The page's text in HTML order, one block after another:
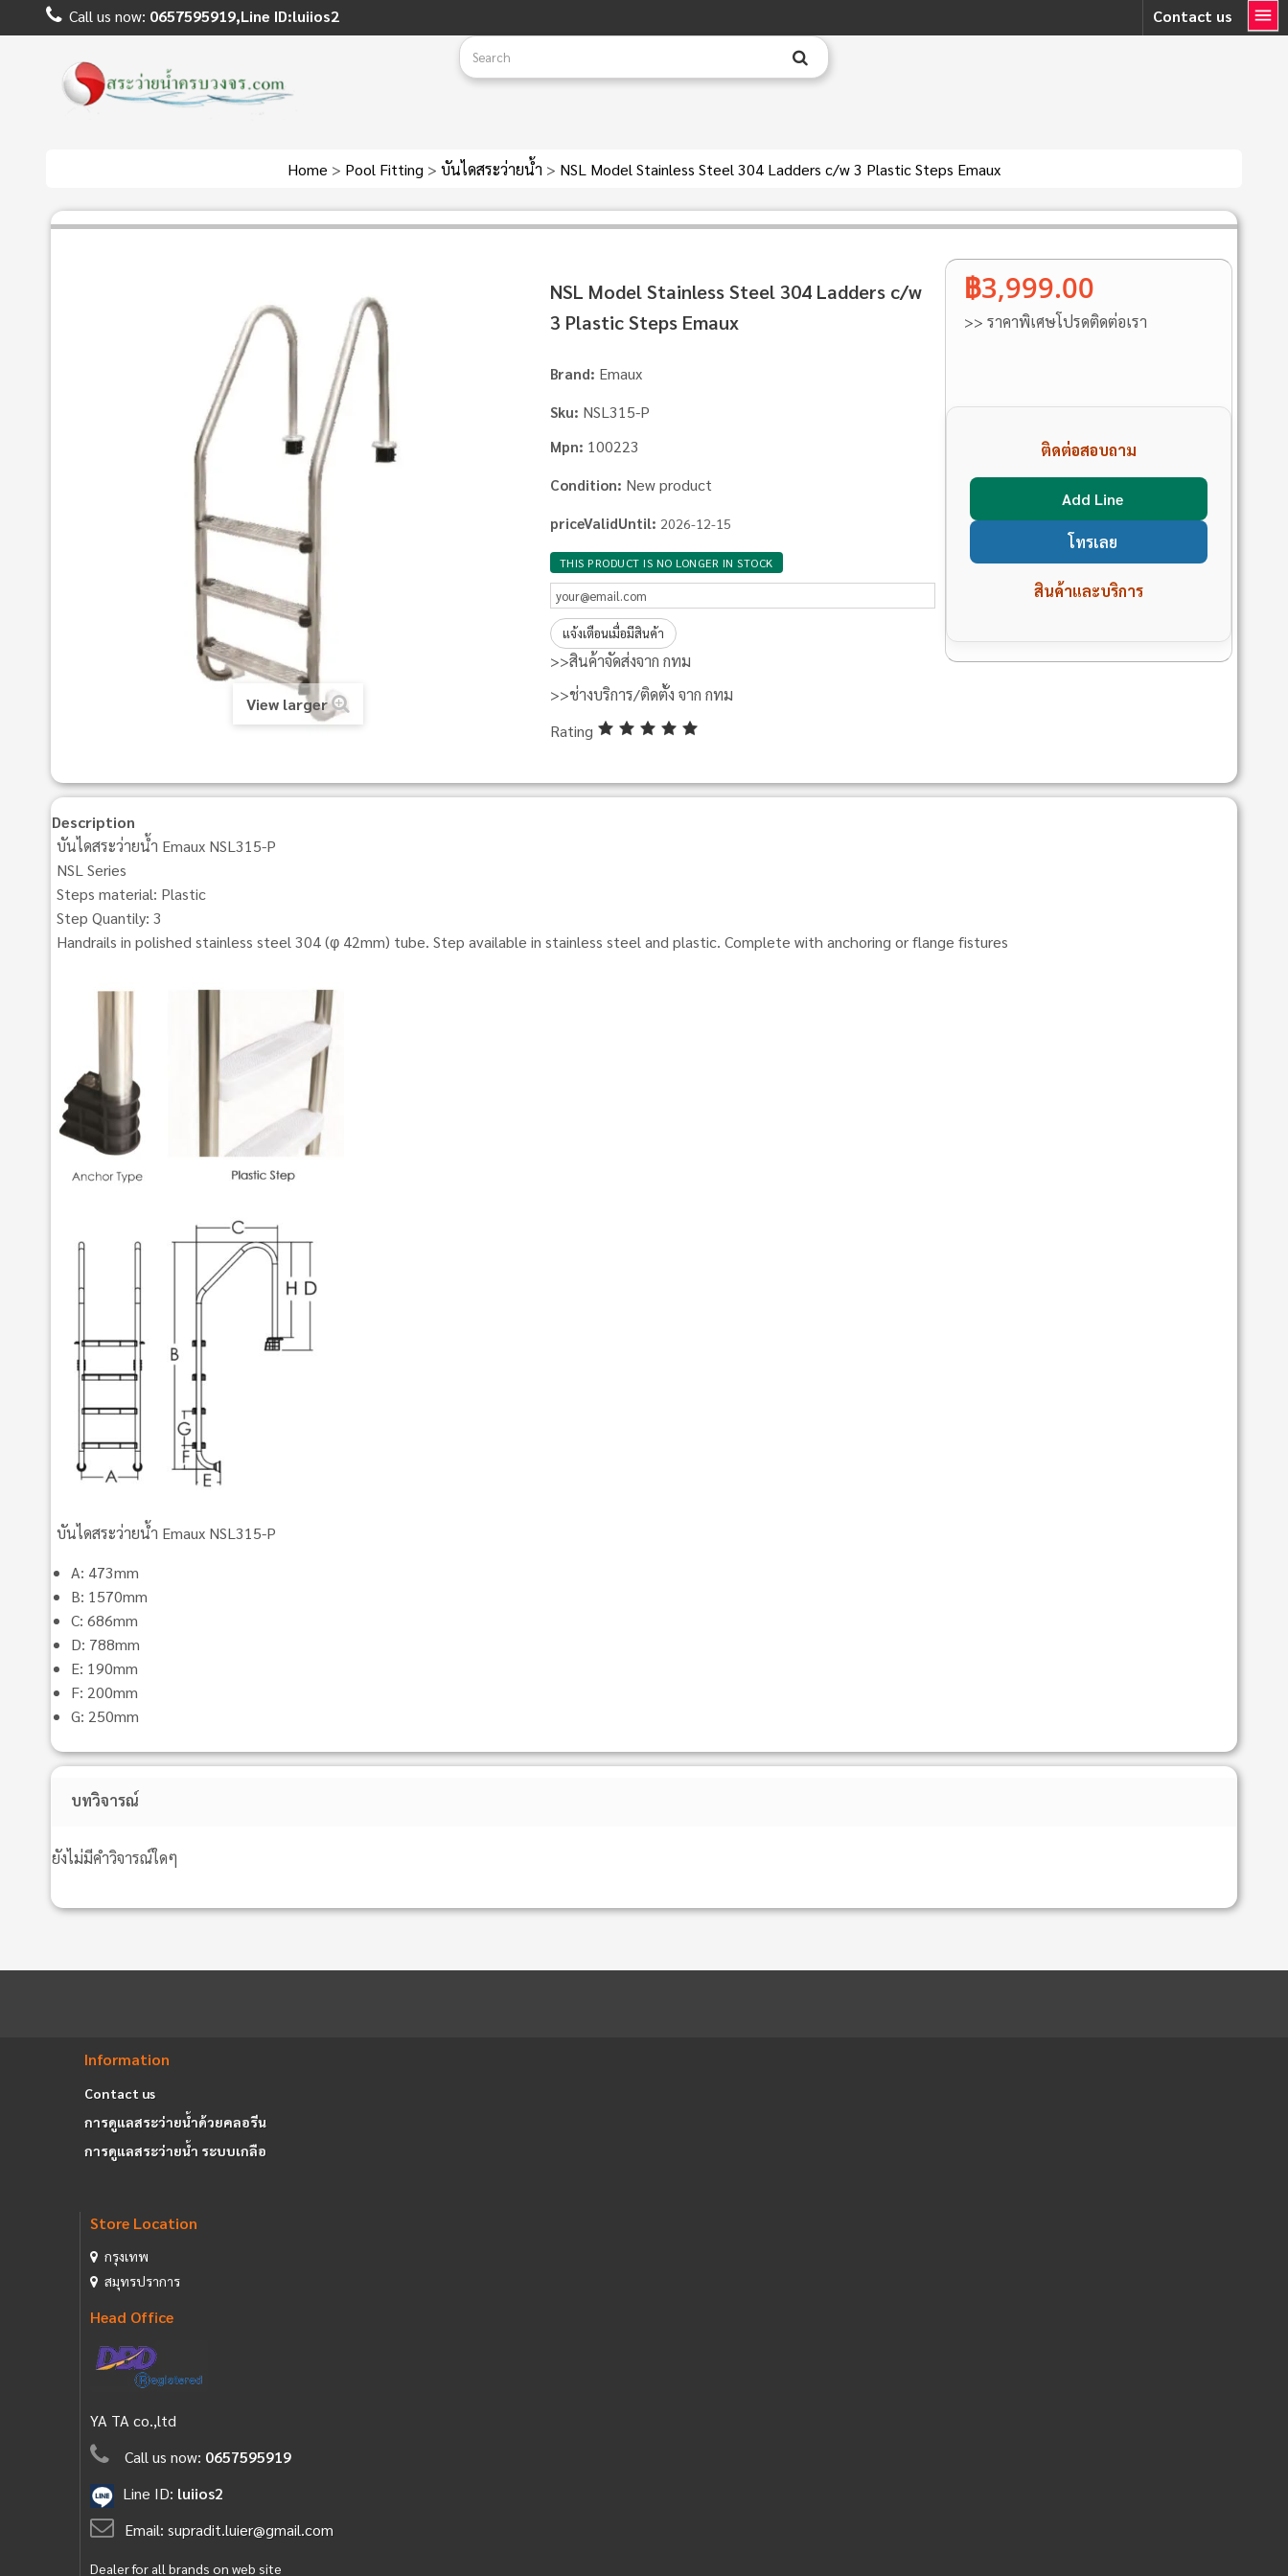
Contact us
Call us now: 0657595919,Line ID:luiios2
Home > Pool Fitting > บันไดสระว่ายน้ำ > NSL Model Stainless Steel 304 Ladders c/w 3 Plastic Steps Emaux
View larger
NSL Model Stainless Steel 304 Ladders c/w
3 Plastic Steps Emaux
Brand: Emaux
Sku: NSL315-P
Mpn: 100223
Condition: New product
priceValidUntil: 2026-12-15
THIS PRODUCT IS NO LONGER IN STOCK
แจ้งเตือนเมื่อมีสินค้า
>>สินค้าจัดส่งจาก กทม
>>ช่างบริการ/ติดตั้ง จาก กทม
Rating
฿3,999.00
>> ราคาพิเศษโปรดติดต่อเรา
ติดต่อสอบถาม
Add Line
โทรเลย
สินค้าและบริการ
Description
บันไดสระว่ายน้ำ Emaux NSL315-P
NSL Series
Steps material: Plastic
Step Quantily: 3
Handrails in polished stainless steel 304 (φ 42mm) tube. Step available in stainless steel and plastic. Complete with anchoring or flange fistures
บันไดสระว่ายน้ำ Emaux NSL315-P
A: 473mm
B: 1570mm
C: 686mm
D: 788mm
E: 190mm
F: 200mm
G: 250mm
บทวิจารณ์
ยังไม่มีคำวิจารณ์ใดๆ
Information
Contact us
การดูแลสระว่ายน้ำด้วยคลอรีน
การดูแลสระว่ายน้ำ ระบบเกลือ
Store Location
กรุงเทพ
สมุทรปราการ
Head Office
YA TA co.,ltd
Call us now: 0657595919
Line ID: luiios2
Email: supradit.luier@gmail.com
Dealer for all brands on web site